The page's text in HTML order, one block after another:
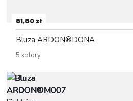
81,80 zł
Bluza ARDON®DONA
5 kolory